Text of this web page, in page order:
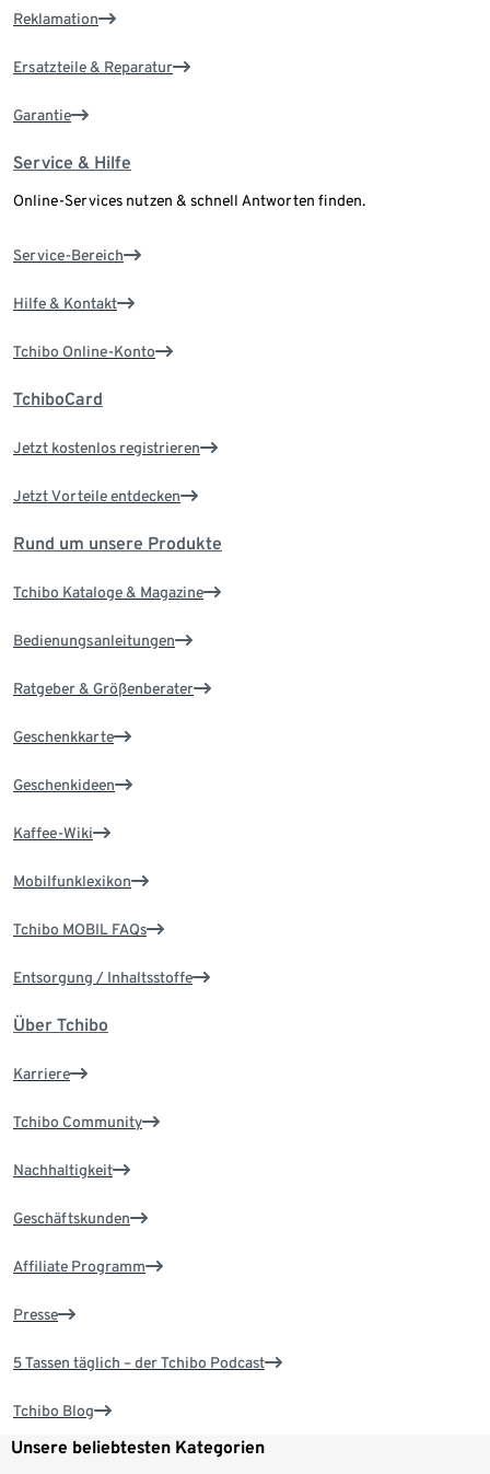
Reklamation
Ersatzteile & Reparatur
Garantie
Service & Hilfe
Online-Services nutzen & schnell Antworten finden.
Service-Bereich
Hilfe & Kontakt
Tchibo Online-Konto
TchiboCard
Jetzt kostenlos registrieren
Jetzt Vorteile entdecken
Rund um unsere Produkte
Tchibo Kataloge & Magazine
Bedienungsanleitungen
Ratgeber & Größenberater
Geschenkkarte
Geschenkideen
Kaffee-Wiki
Mobilfunklexikon
Tchibo MOBIL FAQs
Entsorgung / Inhaltsstoffe
Über Tchibo
Karriere
Tchibo Community
Nachhaltigkeit
Geschäftskunden
Affiliate Programm
Presse
5 Tassen täglich – der Tchibo Podcast
Tchibo Blog
Unsere beliebtesten Kategorien